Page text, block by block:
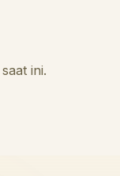
ini.